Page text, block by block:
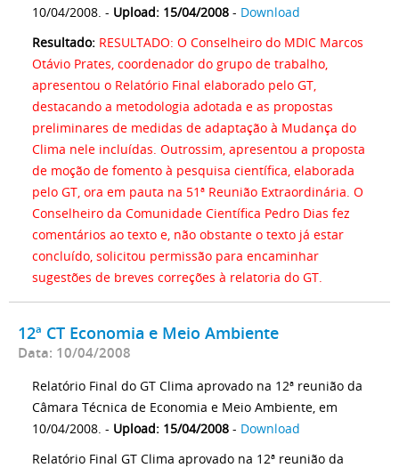
10/04/2008. - Upload: 15/04/2008 - Download
Resultado: RESULTADO: O Conselheiro do MDIC Marcos
Otávio Prates, coordenador do grupo de trabalho,
apresentou o Relatório Final elaborado pelo GT,
destacando a metodologia adotada e as propostas
preliminares de medidas de adaptação à Mudança do
Clima nele incluídas. Outrossim, apresentou a proposta
de moção de fomento à pesquisa científica, elaborada
pelo GT, ora em pauta na 51ª Reunião Extraordinária. O
Conselheiro da Comunidade Científica Pedro Dias fez
comentários ao texto e, não obstante o texto já estar
concluído, solicitou permissão para encaminhar
sugestões de breves correções à relatoria do GT.
12ª CT Economia e Meio Ambiente
Data: 10/04/2008
Relatório Final do GT Clima aprovado na 12ª reunião da
Câmara Técnica de Economia e Meio Ambiente, em
10/04/2008. - Upload: 15/04/2008 - Download
Relatório Final GT Clima aprovado na 12ª reunião da